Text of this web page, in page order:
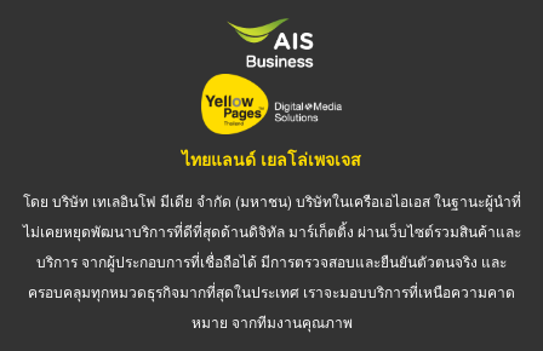
ไทยแลนด์ เยลโล่เพจเจส
โดย บริษัท เทเลอินโฟ มีเดีย จำกัด (มหาชน) บริษัทในเครือเอไอเอส ในฐานะผู้นำที่
ไม่เคยหยุดพัฒนาบริการที่ดีที่สุดด้านดิจิทัล มาร์เก็ตติ้ง ผ่านเว็บไซต์รวมสินค้าและ
บริการ จากผู้ประกอบการที่เชื่อถือได้ มีการตรวจสอบและยืนยันตัวตนจริง และ
ครอบคลุมทุกหมวดธุรกิจมากที่สุดในประเทศ เราจะมอบบริการที่เหนือความคาด
หมาย จากทีมงานคุณภาพ